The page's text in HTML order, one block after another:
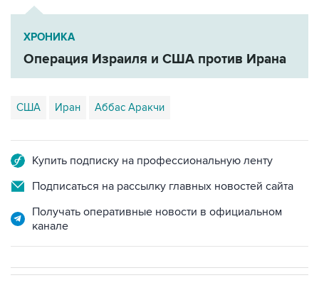
ХРОНИКА
Операция Израиля и США против Ирана
США Иран Аббас Аракчи
Купить подписку на профессиональную ленту
Подписаться на рассылку главных новостей сайта
Получать оперативные новости в официальном
канале